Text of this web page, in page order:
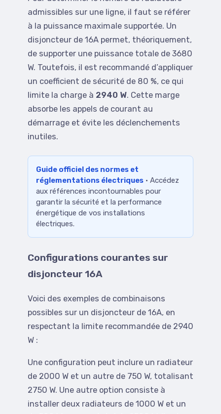
admissibles sur une ligne, il faut se référer
à la puissance maximale supportée. Un
disjoncteur de 16A permet, théoriquement,
de supporter une puissance totale de 3680
W. Toutefois, il est recommandé d’appliquer
un coefficient de sécurité de 80 %, ce qui
limite la charge à 2940 W. Cette marge
absorbe les appels de courant au
démarrage et évite les déclenchements
inutiles.
Guide officiel des normes et
réglementations électriques · Accédez
aux références incontournables pour
garantir la sécurité et la performance
énergétique de vos installations
électriques.
Configurations courantes sur
disjoncteur 16A
Voici des exemples de combinaisons
possibles sur un disjoncteur de 16A, en
respectant la limite recommandée de 2940
W :
Une configuration peut inclure un radiateur
de 2000 W et un autre de 750 W, totalisant
2750 W. Une autre option consiste à
installer deux radiateurs de 1000 W et un